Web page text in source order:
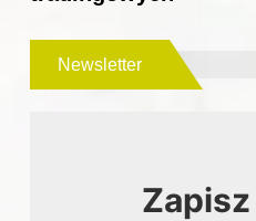
Newsletter